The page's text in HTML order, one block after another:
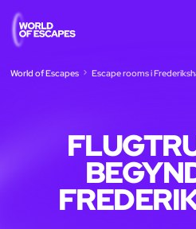
World of Escapes Escape rooms i